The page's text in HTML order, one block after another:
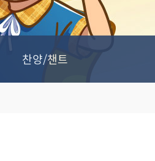
찬양/챈트